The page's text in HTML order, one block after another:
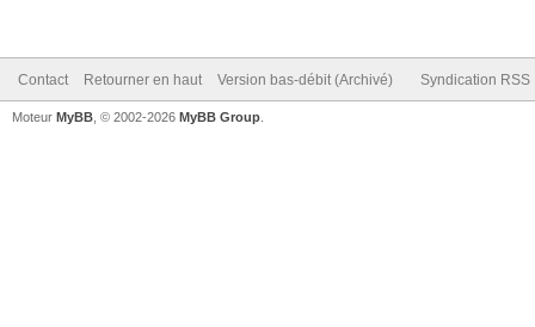
Contact Retourner en haut Version bas-débit (Archivé) Syndication RSS
Moteur MyBB , © 2002-2026 MyBB Group